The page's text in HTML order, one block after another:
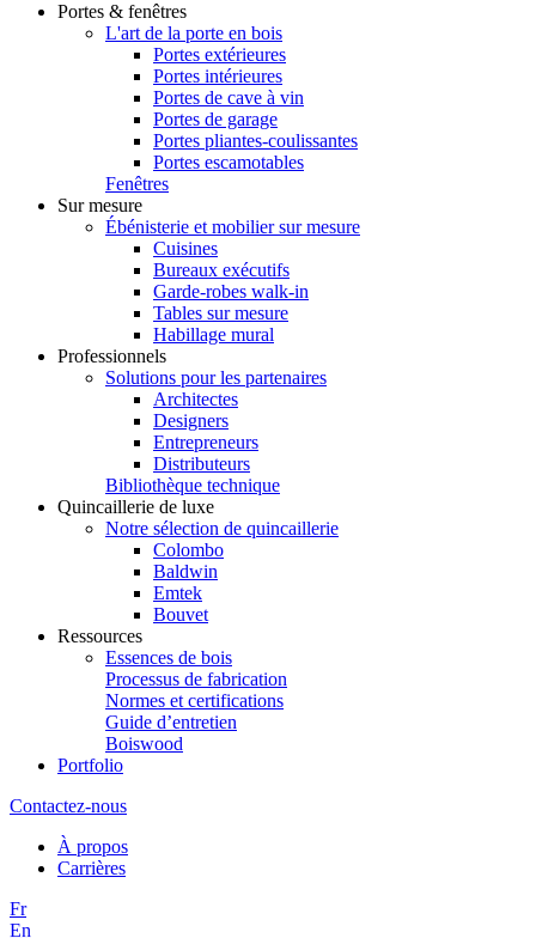
Portes & fenêtres
L'art de la porte en bois
Portes extérieures
Portes intérieures
Portes de cave à vin
Portes de garage
Portes pliantes-coulissantes
Portes escamotables
Fenêtres
Sur mesure
Ébénisterie et mobilier sur mesure
Cuisines
Bureaux exécutifs
Garde-robes walk-in
Tables sur mesure
Habillage mural
Professionnels
Solutions pour les partenaires
Architectes
Designers
Entrepreneurs
Distributeurs
Bibliothèque technique
Quincaillerie de luxe
Notre sélection de quincaillerie
Colombo
Baldwin
Emtek
Bouvet
Ressources
Essences de bois
Processus de fabrication
Normes et certifications
Guide d’entretien
Boiswood
Portfolio
Contactez-nous
À propos
Carrières
Fr
En